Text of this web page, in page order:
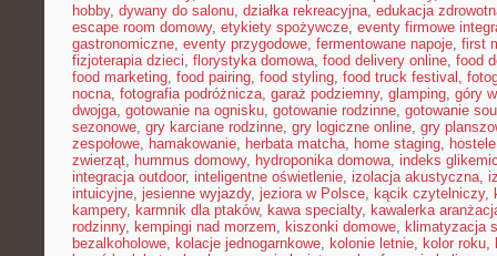
hobby, dywany do salonu, działka rekreacyjna, edukacja
escape room domowy, etykiety spożywcze, eventy firmowe
gastronomiczne, eventy przygodowe, fermentowane napoje, first
fizjoterapia dzieci, florystyka domowa, food delivery online, food
food marketing, food pairing, food styling, food truck festival ,
nocna, fotografia podróżnicza, garaż podziemny, glamping, góry
dwojga, gotowanie na ognisku, gotowanie rodzinne, gotowanie
sezonowe, gry karciane rodzinne, gry logiczne online, gry
zespołowe, hamakowanie, herbata matcha, home staging,
zwierząt, hummus domowy, hydroponika domowa, indeks
integracja outdoor, inteligentne oświetlenie, izolacja akustyczna,
intuicyjne, jesienne wyjazdy, jeziora w Polsce, kącik czytelniczy,
kampery, karmnik dla ptaków, kawa specialty, kawalerka
rodzinny, kempingi nad morzem, kiszonki domowe, klimatyzacja
bezalkoholowe, kolacje jednogarnkowe, kolonie letnie, kolor roku,